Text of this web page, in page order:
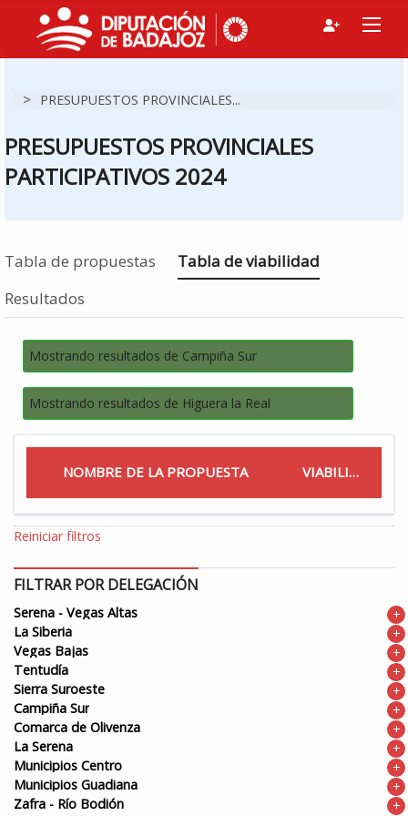
> PRESUPUESTOS PROVINCIALES...
PRESUPUESTOS PROVINCIALES
PARTICIPATIVOS 2024
Tabla de propuestas Estás en
Tabla de viabilidad
Resultados
Mostrando resultados de Campiña Sur
Mostrando resultados de Higuera la Real
NOMBRE DE LA PROPUESTA VIABILIDAD
Reiniciar filtros
FILTRAR POR DELEGACIÓN